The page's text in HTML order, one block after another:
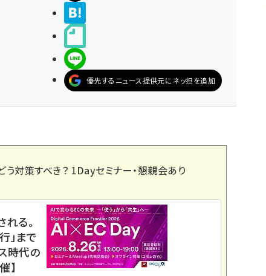
優先するニュース提供元にネッ担を追加
対策すべき？ 1Dayセミナー・懇親会あり
る。
」まで
時代の
】